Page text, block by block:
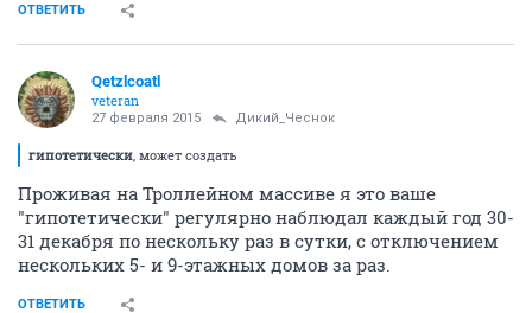
ОТВЕТИТЬ
Qetzlcoatl
veteran
27 февраля 2015 Дикий_Чеснок
гипотетически, может создать
Проживая на Троллейном массиве я это ваше
"гипотетически" регулярно наблюдал каждый год 30-
31 декабря по нескольку раз в сутки, с отключением
нескольких 5- и 9-этажных домов за раз.
ОТВЕТИТЬ